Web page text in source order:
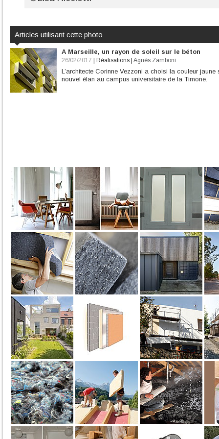
Articles utilisant cette photo
A Marseille, un rayon de soleil sur le béton
26/02/2017 Réalisations Agnès Zamboni
L’architecte Corinne Vezzoni a choisi la couleur
nouvel élan au campus universitaire de la Timone.